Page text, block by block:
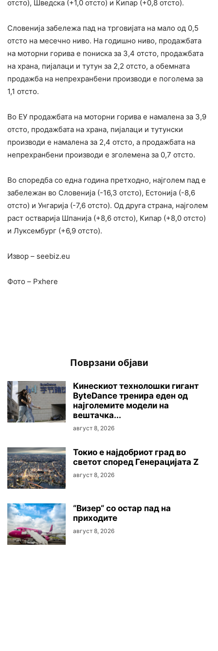
отсто), Шведска (+1,0 отсто) и Кипар (+0,8 отсто).
Словенија забележа пад на трговијата на мало од 0,5
отсто на месечно ниво. На годишно ниво, продажбата
на моторни горива е пониска за 3,4 отсто, продажбата
на храна, пијалаци и тутун за 2,2 отсто, а обемната
продажба на непрехранбени производи е поголема за
1,1 отсто.
Во ЕУ продажбата на моторни горива е намалена за 3,9
отсто, продажбата на храна, пијалаци и тутунски
производи е намалена за 2,4 отсто, а продажбата на
непрехранбени производи е зголемена за 0,7 отсто.
Во споредба со една година претходно, најголем пад е
забележан во Словенија (-16,3 отсто), Естонија (-8,6
отсто) и Унгарија (-7,6 отсто). Од друга страна, најголем
раст остварија Шпанија (+8,6 отсто), Кипар (+8,0 отсто)
и Луксембург (+6,9 отсто).
Извор – seebiz.eu
Фото – Pxhere
Поврзани објави
Кинескиот технолошки гигант
ByteDance тренира еден од
најголемите модели на
вештачка...
август 8, 2026
Токио е најдобриот град во
светот според Генерацијата Z
август 8, 2026
“Визер“ со остар пад на
приходите
август 8, 2026